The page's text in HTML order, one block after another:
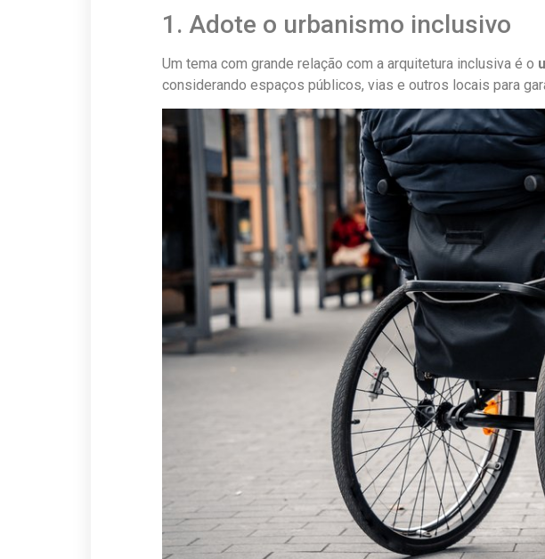
1. Adote o urbanismo inclusivo
Um tema com grande relação com a arquitetura inclusiva é o
considerando espaços públicos, vias e outros locais para